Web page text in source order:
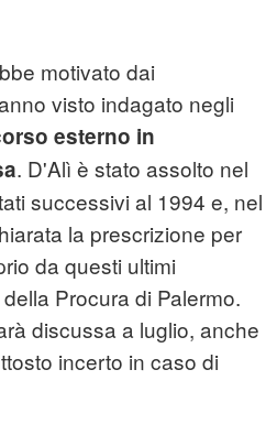
motivato dai
visto indagato negli
esterno in
. D'Alì è stato assolto nel
successivi al 1994 e, nel
la prescrizione per
da questi ultimi
Procura di Palermo.
discussa a luglio, anche
incerto in caso di